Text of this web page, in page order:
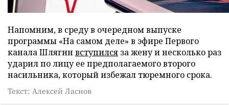
Напомним, в среду в очередном выпуске
программы «На самом деле» в эфире Первого
канала Шлягин вступился за жену и несколько раз
ударил по лицу ее предполагаемого второго
насильника, который избежал тюремного срока.
Текст: Алексей Ласнов